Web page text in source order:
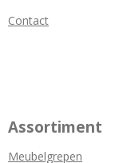
Contact
Assortiment
Meubelgrepen